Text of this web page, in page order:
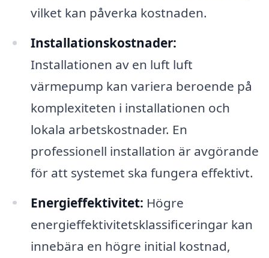
vilket kan påverka kostnaden.
Installationskostnader:
Installationen av en luft luft
värmepump kan variera beroende på
komplexiteten i installationen och
lokala arbetskostnader. En
professionell installation är avgörande
för att systemet ska fungera effektivt.
Energieffektivitet: Högre
energieffektivitetsklassificeringar kan
innebära en högre initial kostnad,